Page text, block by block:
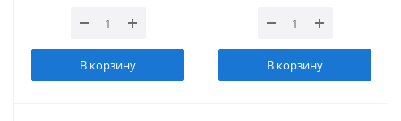
В корзину В корзину